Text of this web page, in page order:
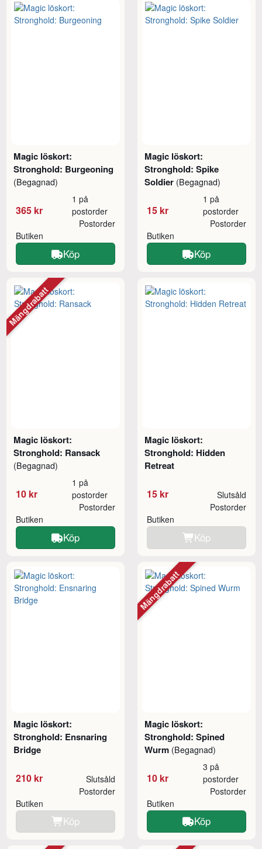
Magic löskort:
Stronghold: Burgeoning
(Begagnad)
365 kr
1 på
postorder
Butiken
Postorder
Köp
Magic löskort:
Stronghold: Spike
Soldier (Begagnad)
15 kr
1 på
postorder
Butiken
Postorder
Köp
Magic löskort:
Stronghold: Ransack
(Begagnad)
10 kr
1 på
postorder
Butiken
Postorder
Köp
Mängdrabatt
Magic löskort:
Stronghold: Hidden
Retreat
15 kr Slutsåld
Butiken
Postorder
Köp
Magic löskort:
Stronghold: Ensnaring
Bridge
210 kr Slutsåld
Butiken
Postorder
Köp
Magic löskort:
Stronghold: Spined
Wurm (Begagnad)
10 kr
3 på
postorder
Butiken
Postorder
Köp
Mängdrabatt